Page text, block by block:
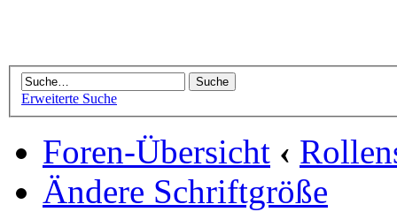
Erweiterte Suche
Foren-Übersicht ‹
Ändere Schriftgröße